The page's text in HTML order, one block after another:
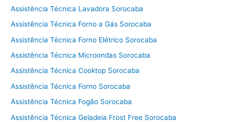
Assistência Técnica Lavadora Sorocaba
Assistência Técnica Forno a Gás Sorocaba
Assistência Técnica Forno Elétrico Sorocaba
Assistência Técnica Microondas Sorocaba
Assistência Técnica Cooktop Sorocaba
Assistência Técnica Forno Sorocaba
Assistência Técnica Fogão Sorocaba
Assistência Técnica Geladeia Frost Free Sorocaba